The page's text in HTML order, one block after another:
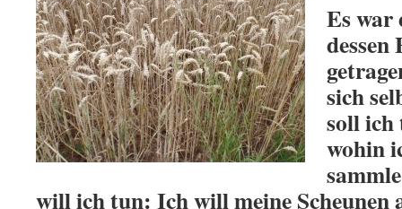
Es war
sich
soll ich
wohin
will ich tun: Ich will meine Scheunen